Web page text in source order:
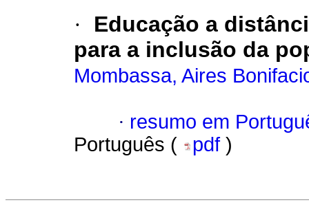
·
Educação a
para a inclusão da
Mombassa, Aires
· resumo em
Português (
pdf )